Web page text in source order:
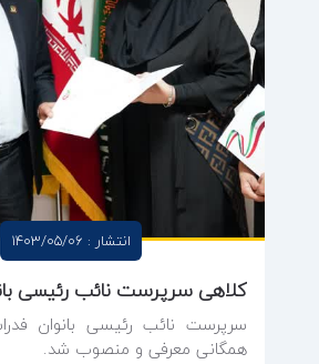
انتشار : 1403/05/06
سرپرست نائب رئیسی بانوان
همگانی معرفی و منصوب شد.